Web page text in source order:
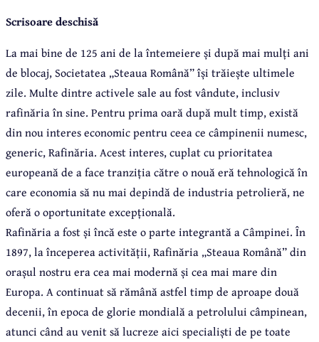
Scrisoare deschisă
La mai bine de 125 ani de la întemeiere și după mai mulți ani
de blocaj, Societatea „Steaua Română” își trăiește ultimele
zile. Multe dintre activele sale au fost vândute, inclusiv
rafinăria în sine. Pentru prima oară după mult timp, există
din nou interes economic pentru ceea ce câmpinenii numesc,
generic, Rafinăria. Acest interes, cuplat cu prioritatea
europeană de a face tranziția către o nouă eră tehnologică în
care economia să nu mai depindă de industria petrolieră, ne
oferă o oportunitate excepțională.
Rafinăria a fost și încă este o parte integrantă a Câmpinei. În
1897, la începerea activității, Rafinăria „Steaua Română” din
orașul nostru era cea mai modernă și cea mai mare din
Europa. A continuat să rămână astfel timp de aproape două
decenii, în epoca de glorie mondială a petrolului câmpinean,
atunci când au venit să lucreze aici specialiști de pe toate